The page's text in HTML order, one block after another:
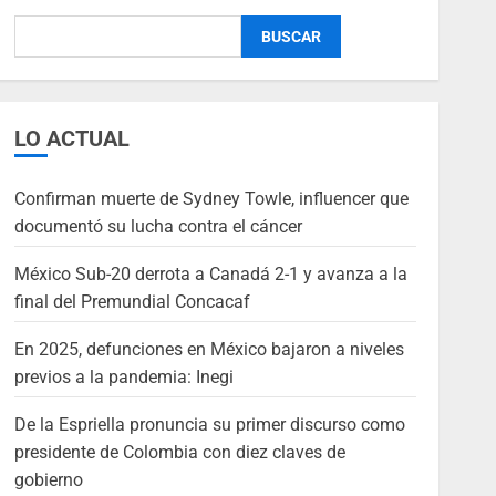
BUSCAR
LO ACTUAL
Confirman muerte de Sydney Towle, influencer que
documentó su lucha contra el cáncer
México Sub-20 derrota a Canadá 2-1 y avanza a la
final del Premundial Concacaf
En 2025, defunciones en México bajaron a niveles
previos a la pandemia: Inegi
De la Espriella pronuncia su primer discurso como
presidente de Colombia con diez claves de
gobierno